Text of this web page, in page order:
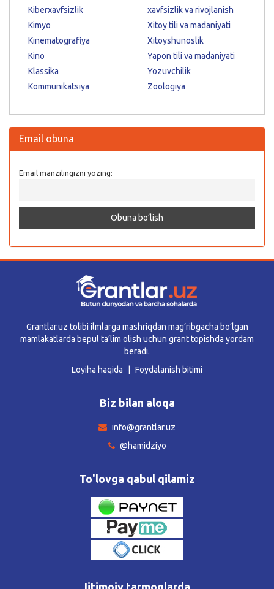
Kiberxavfsizlik
Kimyo
Kinematografiya
Kino
Klassika
Kommunikatsiya
xavfsizlik va rivojlanish
Xitoy tili va madaniyati
Xitoyshunoslik
Yapon tili va madaniyati
Yozuvchilik
Zoologiya
Email obuna
Email manzilingizni yozing:
Grantlar.uz tolibi ilmlarga mashriqdan mag’ribgacha bo’lgan
mamlakatlarda bepul ta’lim olish uchun grant topishda yordam
beradi.
Loyiha haqida
Foydalanish bitimi
Biz bilan aloqa
info@grantlar.uz
@hamidziyo
To'lovga qabul qilamiz
Ijtimoiy tarmoqlarda